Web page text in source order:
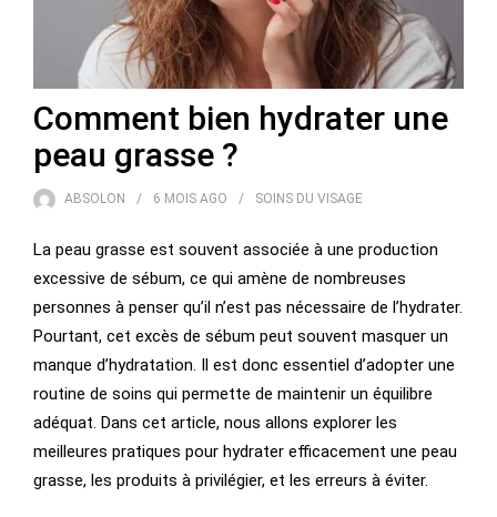
Comment bien hydrater une
peau grasse ?
ABSOLON 6 MOIS AGO SOINS DU VISAGE
La peau grasse est souvent associée à une production
excessive de sébum, ce qui amène de nombreuses
personnes à penser qu’il n’est pas nécessaire de l’hydrater.
Pourtant, cet excès de sébum peut souvent masquer un
manque d’hydratation. Il est donc essentiel d’adopter une
routine de soins qui permette de maintenir un équilibre
adéquat. Dans cet article, nous allons explorer les
meilleures pratiques pour hydrater efficacement une peau
grasse, les produits à privilégier, et les erreurs à éviter.